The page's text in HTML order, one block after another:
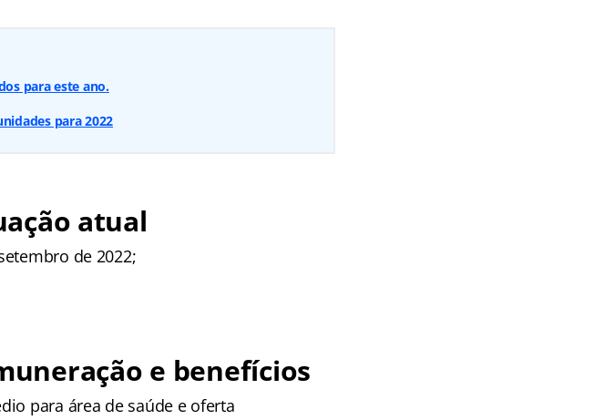
para este ano.
para 2022
atual
de 2022;
e benefícios
para área de saúde e oferta